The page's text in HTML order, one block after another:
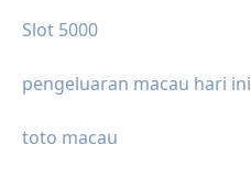
Slot 5000
pengeluaran macau hari ini
toto macau